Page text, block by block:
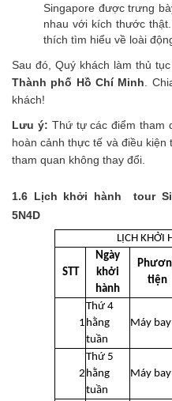
Singapore được trưng
nhau với kích thước
thích tìm hiểu về loài
Sau đó, Quý khách làm thủ
Thành phố Hồ Chí Minh.
khách!
Lưu ý: Thứ tự các điểm tham
hoàn cảnh thực tế và điều
tham quan không thay đổi.
1.6 Lịch khởi hành tour
5N4D
LỊCH KHỞI
STT
Ngày
khởi
hành
tiện
1
Thứ 4
hằng
tuần
Máy bay
2
Thứ 5
hằng
tuần
Máy bay